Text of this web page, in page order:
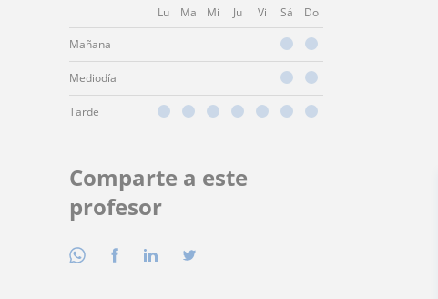
Lu Ma Mi Ju Vi Sá Do
Mañana
Mediodía
Tarde
Comparte a este
profesor